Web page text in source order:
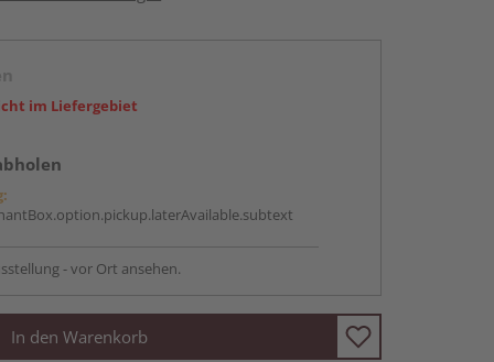
im Liefergebiet
- vor Ort ansehen.
In den Warenkorb